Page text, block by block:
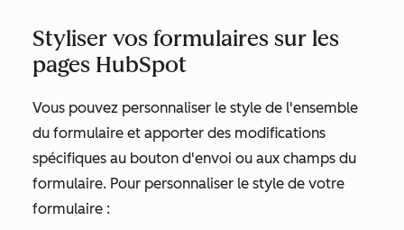
Styliser vos formulaires sur les
pages HubSpot
Vous pouvez personnaliser le style de l'ensemble
du formulaire et apporter des modifications
spécifiques au bouton d'envoi ou aux champs du
formulaire. Pour personnaliser le style de votre
formulaire :